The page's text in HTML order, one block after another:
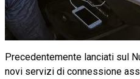
Precedentemente lanciati sul
novi servizi di connessione